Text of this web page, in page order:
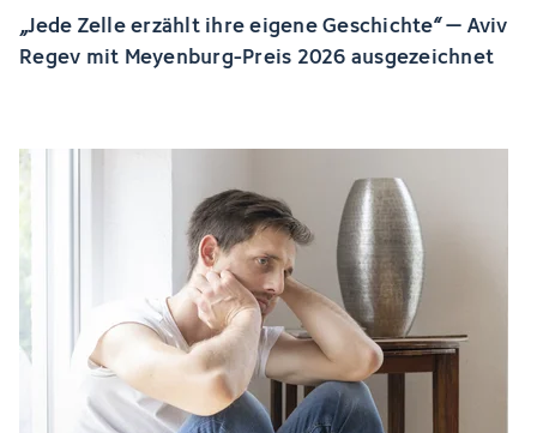
„Jede Zelle erzählt ihre eigene Geschichte“ – Aviv
Regev mit Meyenburg-Preis 2026 ausgezeichnet